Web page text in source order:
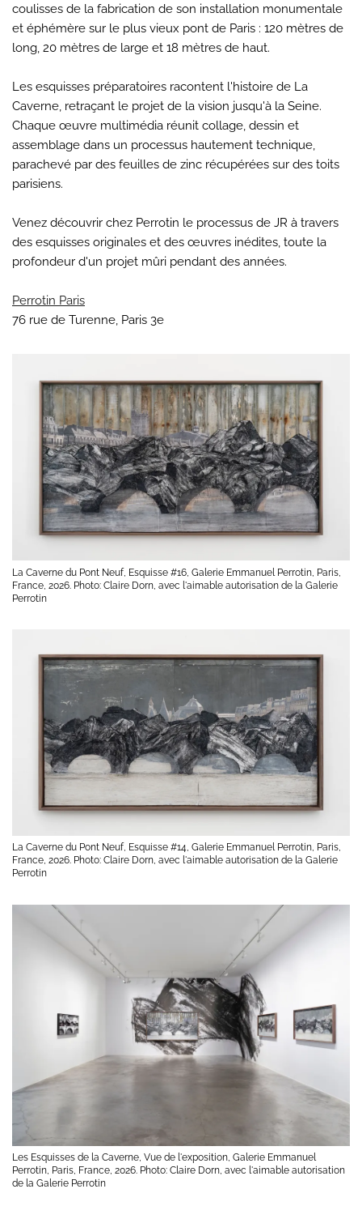
coulisses de la fabrication de son installation monumentale
et éphémère sur le plus vieux pont de Paris : 120 mètres de
long, 20 mètres de large et 18 mètres de haut.
Les esquisses préparatoires racontent l'histoire de La
Caverne, retraçant le projet de la vision jusqu'à la Seine.
Chaque œuvre multimédia réunit collage, dessin et
assemblage dans un processus hautement technique,
parachevé par des feuilles de zinc récupérées sur des toits
parisiens.
Venez découvrir chez Perrotin le processus de JR à travers
des esquisses originales et des œuvres inédites, toute la
profondeur d'un projet mûri pendant des années.
Perrotin Paris
76 rue de Turenne, Paris 3e
La Caverne du Pont Neuf, Esquisse #16, Galerie Emmanuel Perrotin, Paris,
France, 2026. Photo: Claire Dorn, avec l'aimable autorisation de la Galerie
Perrotin
La Caverne du Pont Neuf, Esquisse #14, Galerie Emmanuel Perrotin, Paris,
France, 2026. Photo: Claire Dorn, avec l'aimable autorisation de la Galerie
Perrotin
Les Esquisses de la Caverne, Vue de l'exposition, Galerie Emmanuel
Perrotin, Paris, France, 2026. Photo: Claire Dorn, avec l'aimable autorisation
de la Galerie Perrotin